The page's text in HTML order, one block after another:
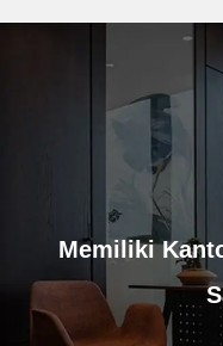
Memiliki